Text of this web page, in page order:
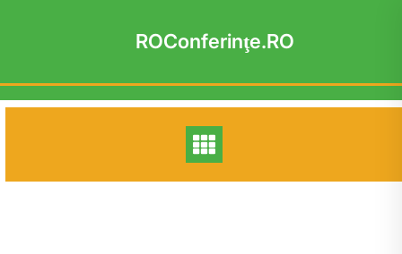
ROConferinţe.RO